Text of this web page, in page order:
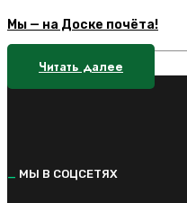
Мы — на Доске почёта!
Читать далее
_ МЫ В СОЦСЕТЯХ